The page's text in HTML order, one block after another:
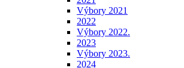
Výbory 2021
2022
Výbory 2022.
2023
Výbory 2023.
2024